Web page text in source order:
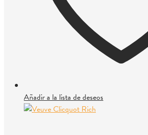
Añadir a la lista de deseos